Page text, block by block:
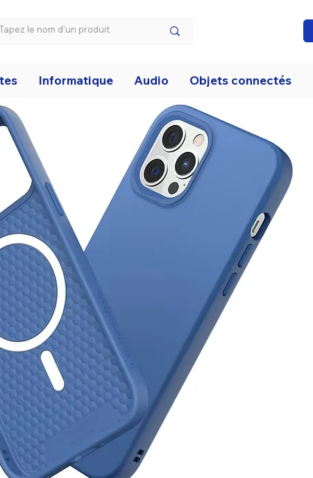
Informatique Audio Objets connectés